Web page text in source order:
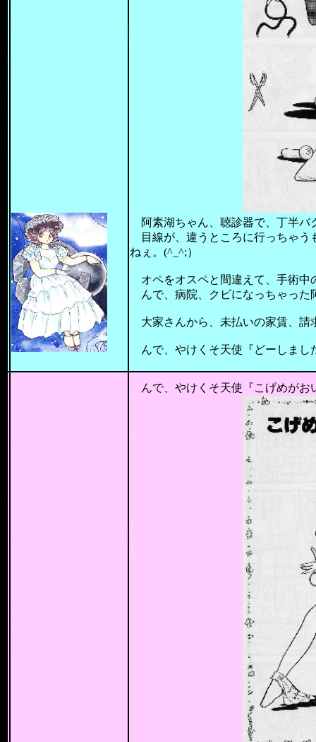
阿素湖ちゃん、聴診器で、丁半バ
目線が、違うところに行っちゃう
ねぇ。(^_^;）
オペをオスペと間違えて、手術中
んで、病院、クビになっちゃった
大家さんから、未払いの家賃、請
んで、やけくそ天使『どーしまし
んで、やけくそ天使『こげめがお